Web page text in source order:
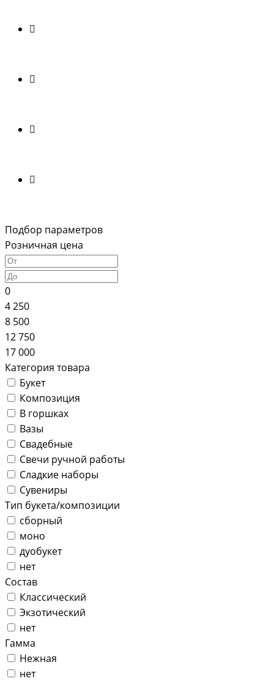
Подбор параметров
Розничная цена
0
4 250
8 500
12 750
17 000
Категория товара
Букет
Композиция
В горшках
Вазы
Свадебные
Свечи ручной работы
Сладкие наборы
Сувениры
Тип букета/композиции
сборный
моно
дуобукет
нет
Состав
Классический
Экзотический
нет
Гамма
Нежная
нет